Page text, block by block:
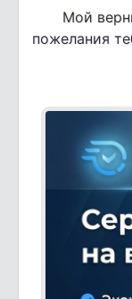
Мой
пожелания